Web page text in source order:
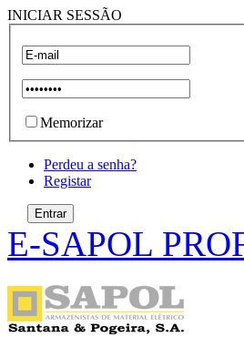
INICIAR SESSÃO
Memorizar
Perdeu a senha?
Registar
E-SAPOL